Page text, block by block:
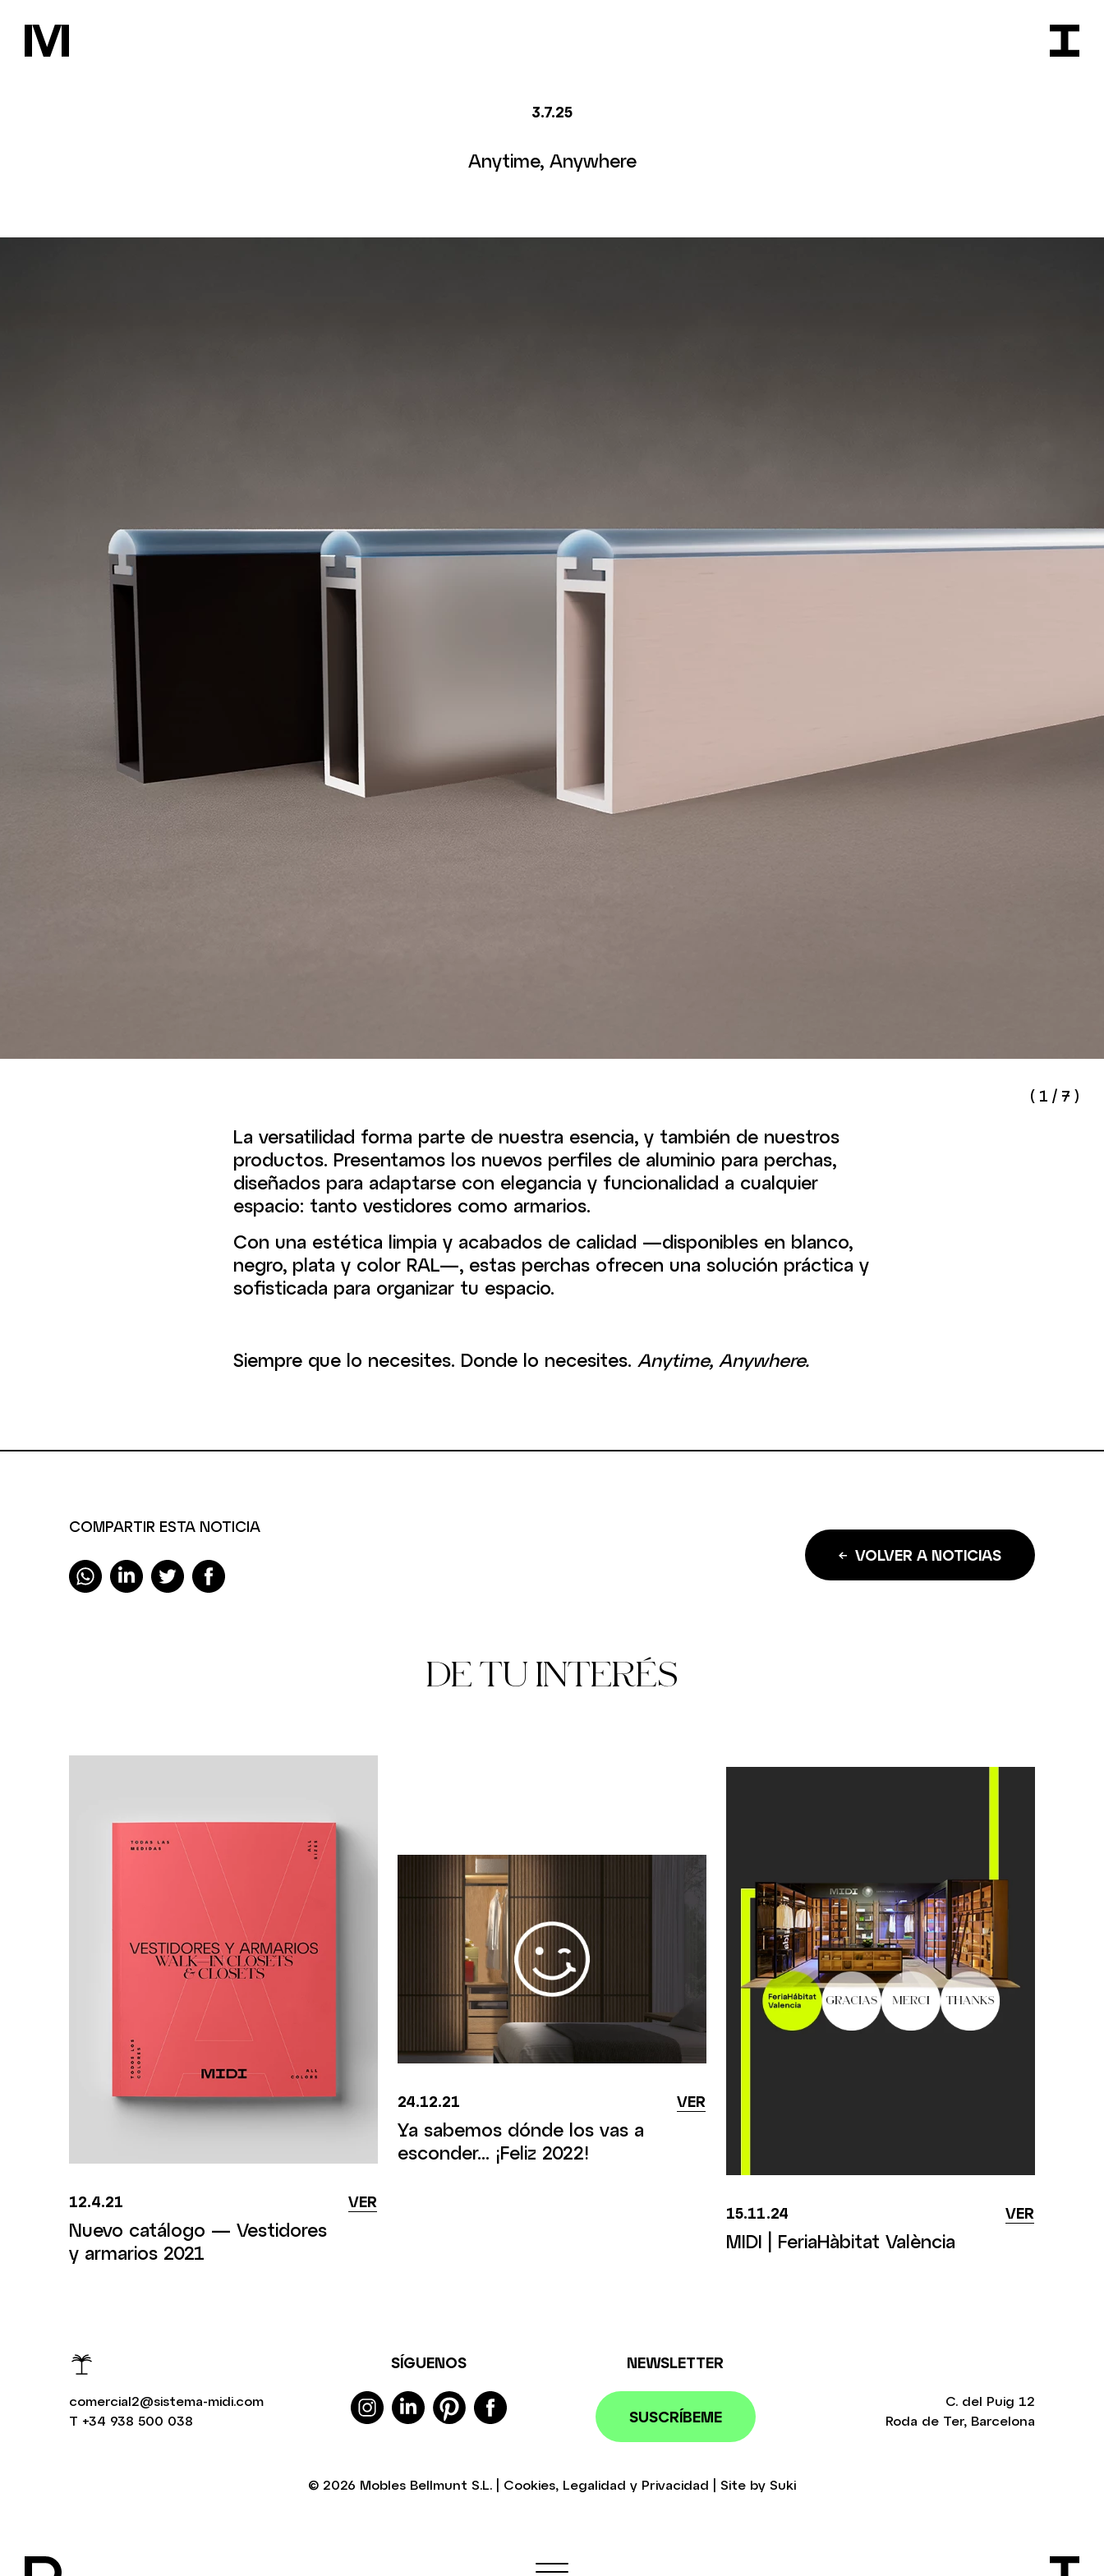
3.7.25
Anytime, Anywhere
( 1 / 7 )
La versatilidad forma parte de nuestra esencia, y también de nuestros
productos. Presentamos los nuevos perfiles de aluminio para perchas,
diseñados para adaptarse con elegancia y funcionalidad a cualquier
espacio: tanto vestidores como armarios.
Con una estética limpia y acabados de calidad —disponibles en blanco,
negro, plata y color RAL—, estas perchas ofrecen una solución práctica y
sofisticada para organizar tu espacio.
Siempre que lo necesites. Donde lo necesites. Anytime, Anywhere.
COMPARTIR ESTA NOTICIA
VOLVER A NOTICIAS
DE TU INTERÉS
12.4.21
Nuevo catálogo — Vestidores
y armarios 2021
VER
24.12.21
Ya sabemos dónde los vas a
esconder... ¡Feliz 2022!
VER
15.11.24
MIDI | FeriaHàbitat València
VER
comercial2@sistema-midi.com
T +34 938 500 038
SÍGUENOS NEWSLETTER
SUSCRÍBEME
C. del Puig 12
Roda de Ter, Barcelona
© 2026 Mobles Bellmunt S.L. Cookies Legalidad y Privacidad Site by Suki